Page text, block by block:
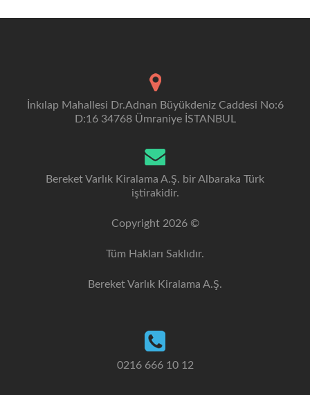
İnkılap Mahallesi Dr.Adnan Büyükdeniz Caddesi No:6
D:16 34768 Ümraniye İSTANBUL
Bereket Varlık Kiralama A.Ş. bir Albaraka Türk
iştirakidir.
Copyright 2026 ©
Tüm Hakları Saklıdır.
Bereket Varlık Kiralama A.Ş.
0216 666 10 12